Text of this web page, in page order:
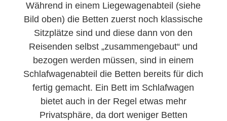
Während in einem Liegewagenabteil (siehe
Bild oben) die Betten zuerst noch klassische
Sitzplätze sind und diese dann von den
Reisenden selbst „zusammengebaut“ und
bezogen werden müssen, sind in einem
Schlafwagenabteil die Betten bereits für dich
fertig gemacht. Ein Bett im Schlafwagen
bietet auch in der Regel etwas mehr
Privatsphäre, da dort weniger Betten